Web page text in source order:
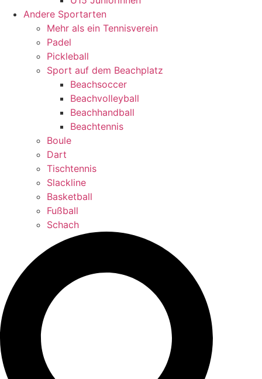
Andere Sportarten
Mehr als ein Tennisverein
Padel
Pickleball
Sport auf dem Beachplatz
Beachsoccer
Beachvolleyball
Beachhandball
Beachtennis
Boule
Dart
Tischtennis
Slackline
Basketball
Fußball
Schach